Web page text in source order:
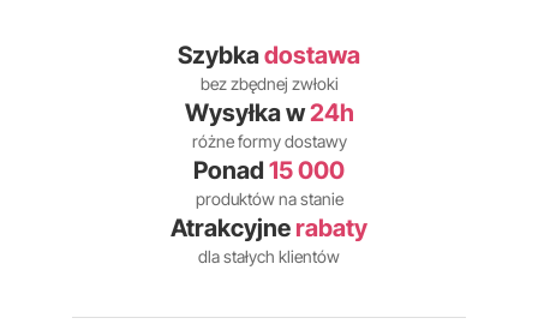
Szybkadostawa
bez zbędnej zwłoki
Wysyłka w24h
różne formy dostawy
Ponad 15 000
produktów na stanie
Atrakcyjne rabaty
dla stałych klientów